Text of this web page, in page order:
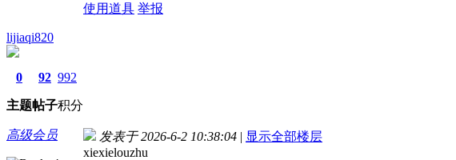
使用道具 举报
lijiaqi820
0
主题
92
帖子
992
积分
高级会员 发表于 2026-6-2 10:38:04 | 显示全部楼层
xiexielouzhu